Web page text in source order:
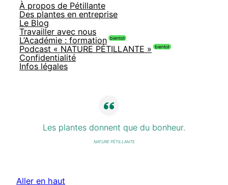
À propos de Pétillante
Des plantes en entreprise
Le Blog
Travailler avec nous
L’Académie : formation
Podcast « NATURE PÉTILLANTE »
Confidentialité
Infos légales
Les plantes donnent que du bonheur.
NATURE PÉTILLANTE
Aller en haut